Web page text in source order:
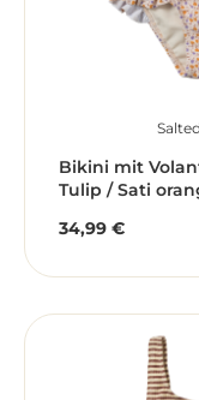
Bikini mit
Tulip / Sati
Regulärer Preis:
34,99 €